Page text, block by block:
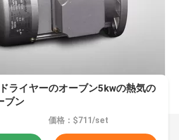
ライヤーのオーブン5kwの熱気の
ブン
価格：$711/set